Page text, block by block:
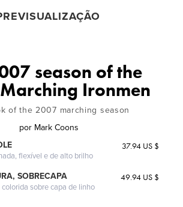
season of the
Ironmen
of the 2007 marching season
por Mark Coons
flexível e de alto brilho
37.94 US $
SOBRECAPA
sobre capa de linho
49.94 US $